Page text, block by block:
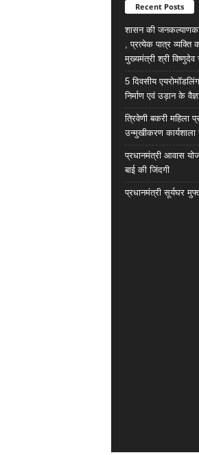
Recent Posts
शासन की
, प्रत्येक पात्र
मुख्यमंत्री श्री विष्णुदेव
5 दिवसीय
निर्माण एवं उड़ान के
त्रिवेणी बकरी महिला
उन्मुखीकरण कार्यशाला
प्रधानमंत्री आवास
बाई की जिंदगी
प्रधानमंत्री सूर्यघर